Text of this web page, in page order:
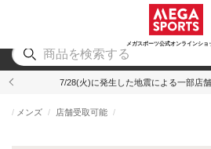
メガスポーツ公式オンラインショ
アウトドア
7/28(火)に発生した地震による一部店
メンズ 店舗受取可能